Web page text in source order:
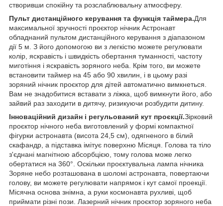
створивши спокійну та розслаблювальну атмосферу.
Пульт дистанційного керування та функція таймера.Для
максимальної зручності проєктор нічник Астронавт
обладнаний пультом дистанційного керування з діапазоном
дії 5 м. З його допомогою ви з легкістю можете регулювати
колір, яскравість і швидкість обертання туманності, частоту
миготіння і яскравість зоряного неба. Крім того, ви можете
встановити таймер на 45 або 90 хвилин, і в цьому разі
зоряний нічник проєктор для дітей автоматично вимкнеться.
Вам не знадобитися вставати з ліжка, щоб вимкнути його, або
зайвий раз заходити в дитячу, ризикуючи розбудити дитину.
Інноваційний дизайн і регульований кут проєкції.Зірковий
проєктор нічного неба виготовлений у формі компактної
фігурки астронавта (висота 24,5 см), одягненого в білий
скафандр, а підставка імітує поверхню Місяця. Голова та тіло
з'єднані магнітною абсорбцією, тому голова може легко
обертатися на 360°. Оскільки проєктувальна лампа нічника
Зоряне небо розташована в шоломі астронавта, повертаючи
голову, ви можете регулювати напрямок і кут самої проекції.
Місячна основа знімна, а руки космонавта рухливі, щоб
приймати різні пози. Лазерний нічник проєктор зоряного неба